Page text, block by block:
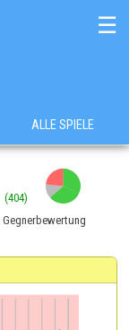
☰
ALLE SPIELE
(404)
Gegnerbewertung